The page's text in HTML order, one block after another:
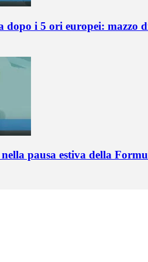
dopo i 5 ori europei: mazzo
pausa estiva della